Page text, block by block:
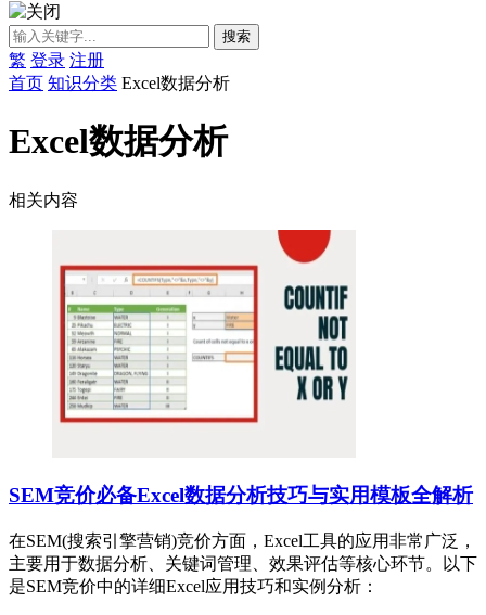
繁 登录 注册
首页 知识分类 Excel数据分析
Excel数据分析
相关内容
SEM竞价必备Excel数据分析技巧与实用模板全解析
在SEM(搜索引擎营销)竞价方面，Excel工具的应用非常广泛，
主要用于数据分析、关键词管理、效果评估等核心环节。以下
是SEM竞价中的详细Excel应用技巧和实例分析：